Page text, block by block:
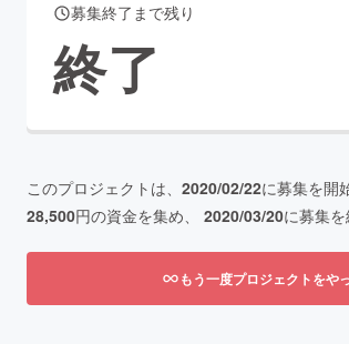
ティ
募集終了まで残り
終了
このプロジェクトは、 2020/02/22に募集を開
28,500円の資金を集め、 2020/03/20に募集
もう一度プロジェクトをや